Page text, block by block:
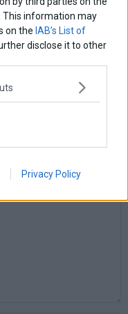
This information may
on the IAB’s List of
disclose it to other
Privacy Policy